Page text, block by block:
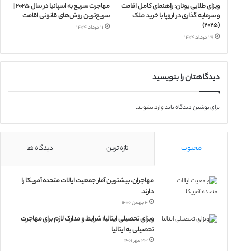
ویزای طلایی یونان: راهنمای کامل اقامت
و سرمایه گذاری در اروپا با خرید ملک
(۲۰۲۵)
۲۹ مرداد ۱۴۰۴
مهاجرت سریع به اسپانیا در سال ۲۰۲۵ |
سریع‌ترین روش‌های قانونی اقامت
۱۱ مرداد ۱۴۰۴
دیدگاهتان را بنویسید
برای نوشتن دیدگاه بایدوارد بشوید.
محبوب تازه ترین دیدگاه ها
مهاجران، بیشترین آمار جمعیت ایالات متحده آمریکا را
دارند
۴ بهمن ۱۴۰۰
ویزای تحصیلی ایتالیا؛ شرایط و مدارک لازم برای مهاجرت
تحصیلی به ایتالیا
۲۳ مهر ۱۴۰۱